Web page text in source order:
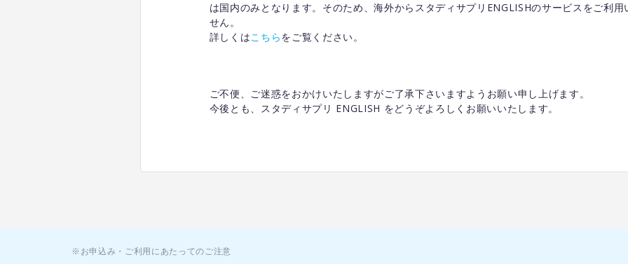
は国内のみとなります。そのため、海外からスタディサプリENGLISHのサービスをご利用
せん。
詳しくはこちらをご覧ください。
ご不便、ご迷惑をおかけいたしますがご了承下さいますようお願い申し上げます。
今後とも、スタディサプリ ENGLISH をどうぞよろしくお願いいたします。
※お申込み・ご利用にあたってのご注意